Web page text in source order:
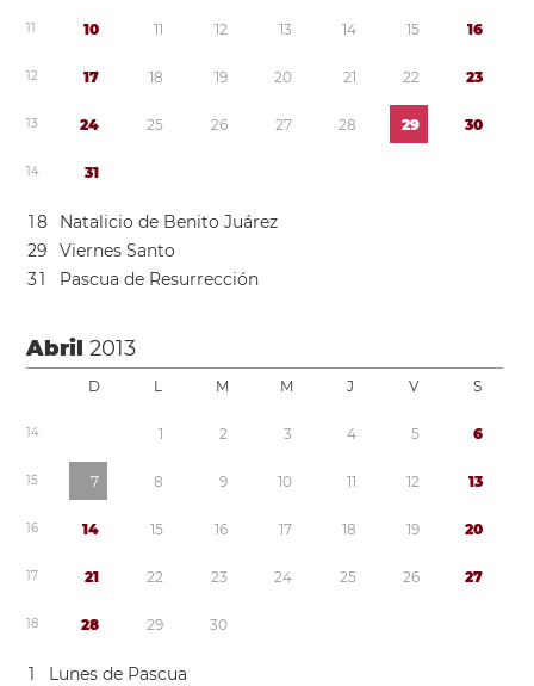
11 10 11 12 13 14 15 16
12 17 18 19 20 21 22 23
13 24 25 26 27 28 29 30
14 31
18
Natalicio de Benito Juárez
29
Viernes Santo
31 Pascua de Resurrección
Abril2013
D L M M J V S
14 1 2 3 4 5 6
15 7 8 9 10 11 12 13
16 14 15 16 17 18 19 20
17 21 22 23 24 25 26 27
18 28 29 30
1
Lunes de Pascua